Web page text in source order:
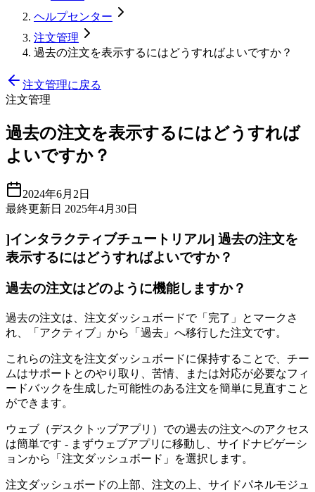
ヘルプセンター
注文管理
過去の注文を表示するにはどうすればよいですか？
注文管理に戻る
注文管理
過去の注文を表示するにはどうすれば
よいですか？
2024年6月2日
最終更新日 2025年4月30日
]インタラクティブチュートリアル] 過去の注文を
表示するにはどうすればよいですか？
過去の注文はどのように機能しますか？
過去の注文は、注文ダッシュボードで「完了」とマークさ
れ、「アクティブ」から「過去」へ移行した注文です。
これらの注文を注文ダッシュボードに保持することで、チー
ムはサポートとのやり取り、苦情、または対応が必要なフィ
ードバックを生成した可能性のある注文を簡単に見直すこと
ができます。
ウェブ（デスクトップアプリ）での過去の注文へのアクセス
は簡単です - まずウェブアプリに移動し、サイドナビゲーシ
ョンから「注文ダッシュボード」を選択します。
注文ダッシュボードの上部、注文の上、サイドパネルモジュ